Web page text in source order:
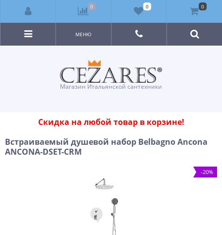
Магазин Итальянской сантехники
МЕНЮ
Скидка на любой товар в корзине!
Встраиваемый душевой набор Belbagno Ancona
ANCONA-DSET-CRM
-20%
0 0 0